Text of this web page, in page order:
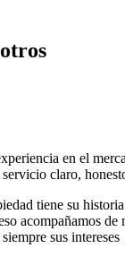
en el
claro,
tiene su
acompañamos de
sus intereses